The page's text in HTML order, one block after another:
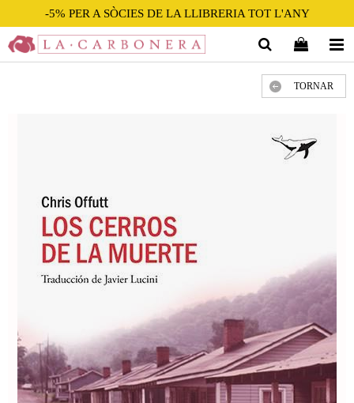
-5% PER A SÒCIES DE LA LLIBRERIA TOT L'ANY
TORNAR